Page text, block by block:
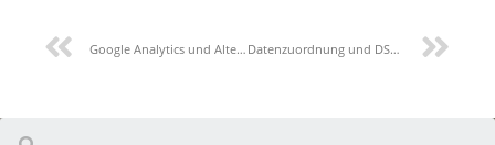
Google Analytics und Alternativen: Wie man Tracking-Tools DSGVO-konform einsetzt Datenzuordnung und DSGVO – Allgemeine Einblicke